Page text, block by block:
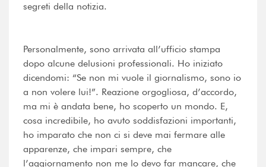
segreti della notizia.
Personalmente, sono arrivata all’ufficio stampa
dopo alcune delusioni professionali. Ho iniziato
dicendomi: “Se non mi vuole il giornalismo, sono io
a non volere lui!”. Reazione orgogliosa, d’accordo,
ma mi è andata bene, ho scoperto un mondo. E,
cosa incredibile, ho avuto soddisfazioni importanti,
ho imparato che non ci si deve mai fermare alle
apparenze, che impari sempre, che
l’aggiornamento non me lo devo far mancare, che